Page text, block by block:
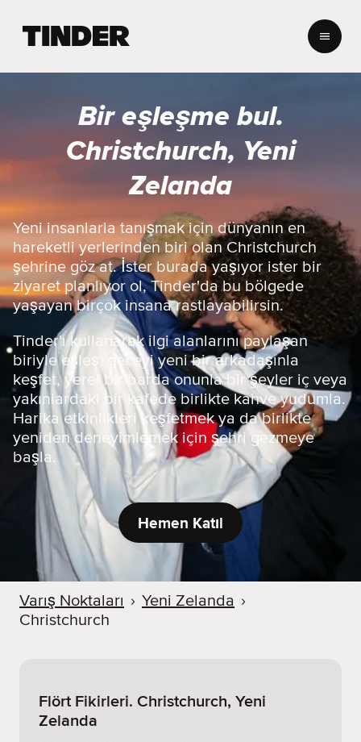
r
A
n
S
y
f
a
Bir eşleşme bul.
Christchurch, Yeni
Zelanda
Yeni insanlarla tanışmak için dünyanın en
hareketli yerlerinden biri olan Christchurch
şehrine göz at. İster burada yaşıyor ister bir
ziyaret planlıyor ol, Tinder'da bu bölgede
yaşayan birçok insana rastlayabilirsin.
Tinder'ı kullanarak ilgi alanlarını paylaşan
biriyle eşleş, geceyi yeni bir arkadaşınla
keşfet, yerel bir barda onunla bir şeyler iç veya
yakınlardaki bir kafede birlikte kahve yudumla.
Harika etkinlikleri keşfetmek ya da birlikte
yeniden deneyimlemek için şehri gezmeye
başla.
Hemen Katıl
Varış Noktaları › Yeni Zelanda ›
Christchurch
Flört Fikirleri. Christchurch, Yeni
Zelanda